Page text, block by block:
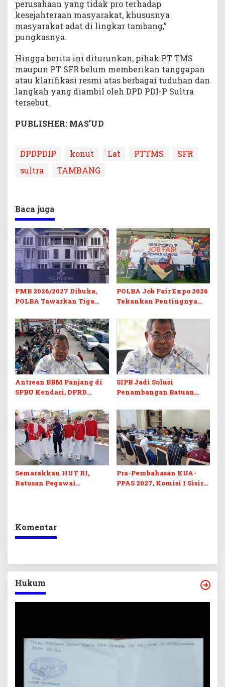
perusahaan yang tidak pro terhadap
kesejahteraan masyarakat, khususnya
masyarakat adat di lingkar tambang,”
pungkasnya.
Hingga berita ini diturunkan, pihak PT TMS
maupun PT SFR belum memberikan tanggapan
atau klarifikasi resmi atas berbagai tuduhan dan
langkah yang diambil oleh DPD PDI-P Sultra
tersebut.
PUBLISHER: MAS’UD
DPDPDIP konut Lat PTTMS
SFR
sultra
TAMBANG
Baca juga
PMB 2026/2027 Dibuka,
POLBA Tawarkan Tiga
Kuliah Gratis
POLBA Job Fair Expo 2026
Tekankan Pentingnya
Digital
Antrean BBM Panjang di
SPBU Kendari, DPRD
Barcode Curang
SIPB Jadi Solusi
Penambangan Batuan
di Sultra
Semarakkan HUT RI,
Ratusan Pegawai
Pra-Pembahasan KUA-
PPAS 2027, Komisi I Sisir
Komentar
Hukum